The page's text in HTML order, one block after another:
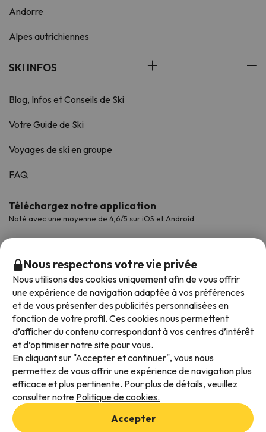
Andorre
Alpes autrichiennes
SKI INFOS
Blog, Infos et Conseils de Ski
Votre Guide de Ski
Voyages de ski en groupe
FAQ
Téléchargez notre application
Noté avec une moyenne de 4,6/5 sur iOS et Android.
Modes de paiement disponibles
Conditions générales d'utilisation
Nous respectons votre vie privée
Nous utilisons des cookies uniquement afin de vous offrir
une expérience de navigation adaptée à vos préférences
et de vous présenter des publicités personnalisées en
fonction de votre profil. Ces cookies nous permettent
d’afficher du contenu correspondant à vos centres d’intérêt
et d’optimiser notre site pour vous.
En cliquant sur "Accepter et continuer", vous nous
permettez de vous offrir une expérience de navigation plus
efficace et plus pertinente. Pour plus de détails, veuillez
consulter notre Politique de cookies.
Accepter